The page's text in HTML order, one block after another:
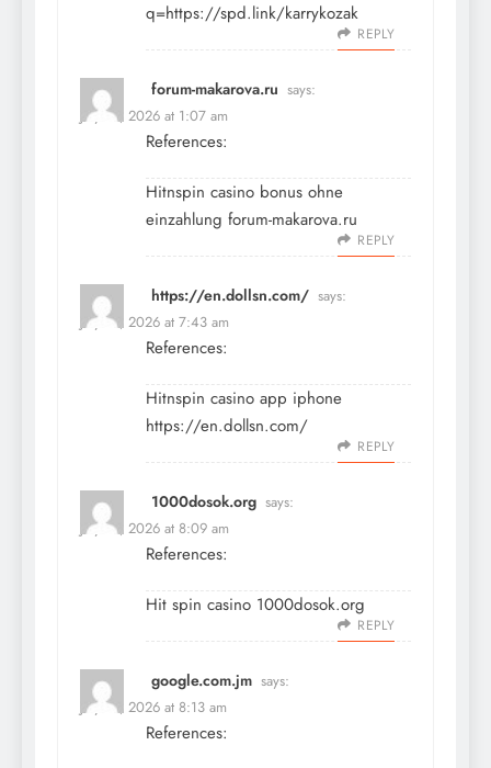
q=https://spd.link/karrykozak
REPLY
forum-makarova.ru says:
July 13, 2026 at 1:07 am
References:
Hitnspin casino bonus ohne
einzahlung forum-makarova.ru
REPLY
https://en.dollsn.com/ says:
July 13, 2026 at 7:43 am
References:
Hitnspin casino app iphone
https://en.dollsn.com/
REPLY
1000dosok.org says:
July 13, 2026 at 8:09 am
References:
Hit spin casino 1000dosok.org
REPLY
google.com.jm says:
July 13, 2026 at 8:13 am
References: